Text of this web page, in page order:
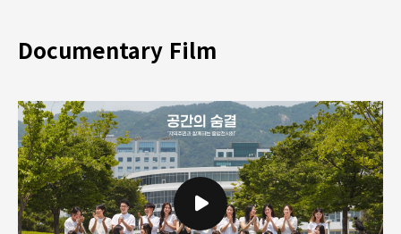
Documentary Film